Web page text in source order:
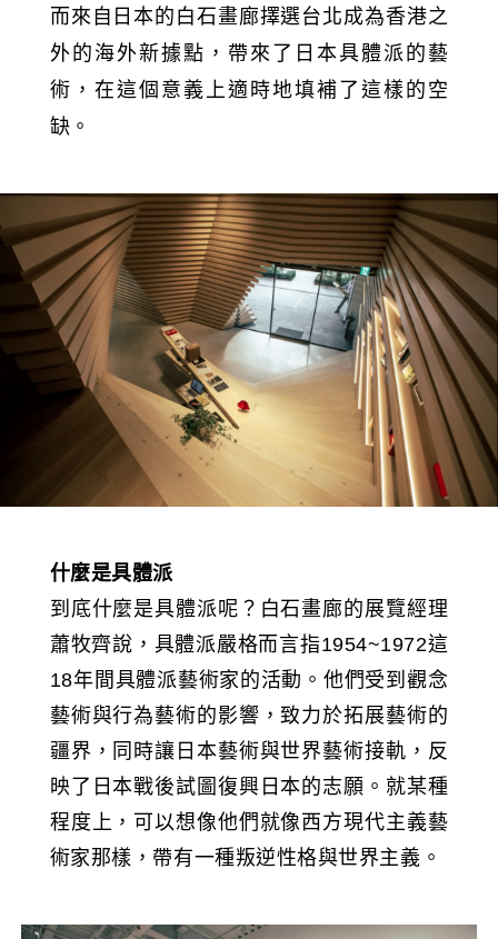
而來自日本的白石畫廊擇選台北成為香港之
外的海外新據點，帶來了日本具體派的藝
術，在這個意義上適時地填補了這樣的空
缺。
什麼是具體派
到底什麼是具體派呢？白石畫廊的展覽經理
蕭牧齊說，具體派嚴格而言指1954~1972這
18年間具體派藝術家的活動。他們受到觀念
藝術與行為藝術的影響，致力於拓展藝術的
疆界，同時讓日本藝術與世界藝術接軌，反
映了日本戰後試圖復興日本的志願。就某種
程度上，可以想像他們就像西方現代主義藝
術家那樣，帶有一種叛逆性格與世界主義。